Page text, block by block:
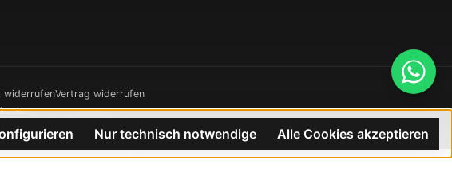
widerrufenVertrag widerrufen
durch
Nur technisch notwendige Alle Cookies akzeptieren